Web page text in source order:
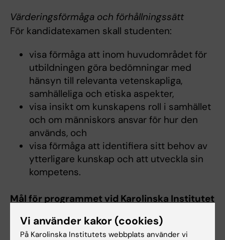
Värderingsförmåga och förhållningssätt
För kandidatexamen skall studenten:
visa förmåga att inom huvudområdet för
utbildningen göra bedömningar med
hänsyn till relevanta vetenskapliga,
samhälleliga och etiska aspekter,
visa insikt om kunskapens roll i samhället
och om människors ansvar för hur den
används, och
visa förmåga att identifiera sitt behov av
ytterligare kunskap och att utveckla sin
kompetens.
Mål för programmet vid Karolinska Institutet
Kunskap och förståelse
Studenten skall:
Vi använder kakor (cookies)
På Karolinska Institutets webbplats använder vi